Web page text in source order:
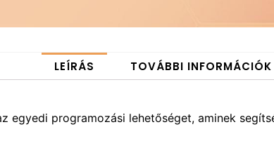
LEÍRÁS TOVÁBBI INFORMÁCIÓK
egyedi programozási lehetőséget, aminek